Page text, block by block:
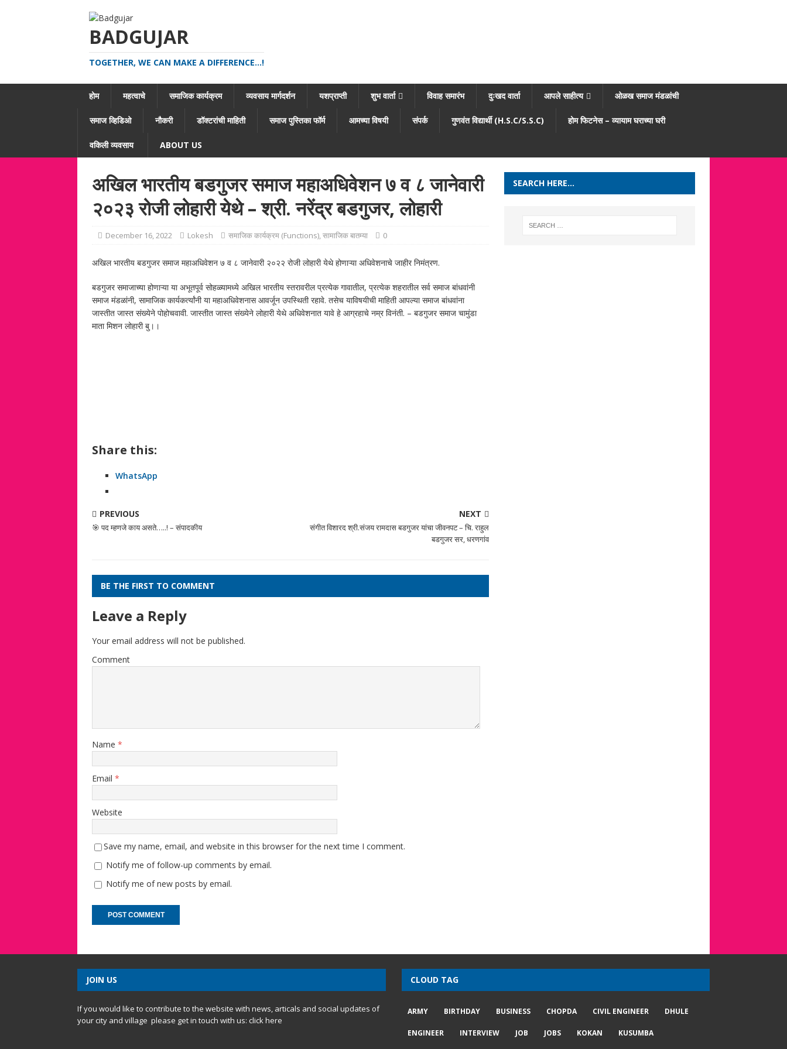
BADGUJAR
TOGETHER, WE CAN MAKE A DIFFERENCE...!
होम महत्वाचे समाजिक कार्यक्रम व्यवसाय मार्गदर्शन यशप्राप्ती शुभ वार्ता विवाह समारंभ दुःखद वार्ता आपले साहीत्य ओळख समाज मंडळांची
समाज व्हिडिओ नौकरी डॉक्टरांची माहिती समाज पुस्तिका फॉर्म आमच्या विषयी संपर्क गुणवंत विद्यार्थी (H.S.C/S.S.C) होम फिटनेस – व्यायाम घराच्या घरी
वकिली व्यवसाय ABOUT US
अखिल भारतीय बडगुजर समाज महाअधिवेशन ७ व ८ जानेवारी
२०२३ रोजी लोहारी येथे – श्री. नरेंद्र बडगुजर, लोहारी
December 16, 2022 Lokesh समाजिक कार्यक्रम (Functions),सामाजिक बातम्या 0
अखिल भारतीय बडगुजर समाज महाअधिवेशन ७ व ८ जानेवारी २०२२ रोजी लोहारी येथे होणाऱ्या अधिवेशनाचे जाहीर निमंत्रण.
बडगुजर समाजाच्या होणाऱ्या या अभूतपूर्व सोहळ्यामध्ये अखिल भारतीय स्तरावरील प्रत्येक गावातील, प्रत्येक शहरातील सर्व समाज बांधवांनी
समाज मंडळांनी, सामाजिक कार्यकर्त्यांनी या महाअधिवेशनास आवर्जून उपस्थिती रहावे. तसेच याविषयीची माहिती आपल्या समाज बांधवांना
जास्तीत जास्त संख्येने पोहोचवावी. जास्तीत जास्त संख्येने लोहारी येथे अधिवेशनात यावे हे आग्रहाचे नम्र विनंती. – बडगुजर समाज चामुंडा
माता मिशन लोहारी बु।।
Share this:
WhatsApp
PREVIOUS
🎯 पद म्हणजे काय असते…..! – संपादकीय
NEXT
संगीत विशारद श्री.संजय रामदास बडगुजर यांचा जीवनपट – चि. राहुल
बडगुजर सर, धरणगांव
BE THE FIRST TO COMMENT
Leave a Reply
Your email address will not be published.
Comment
Name *
Email *
Website
Save my name, email, and website in this browser for the next time I comment.
Notify me of follow-up comments by email.
Notify me of new posts by email.
SEARCH HERE…
JOIN US
If you would like to contribute to the website with news, articals and social updates of
your city and village please get in touch with us: click here
CLOUD TAG
ARMY BIRTHDAY BUSINESS CHOPDA CIVIL ENGINEER DHULE
ENGINEER INTERVIEW JOB JOBS KOKAN KUSUMBA